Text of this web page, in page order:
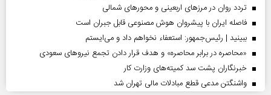
تردد روان در مرزهای اربعینی و محورهای شمالی
فاصله ایران با پیشرو‌ان هوش مصنوعی قابل جبران است
ببینید | رئیس‌جمهور: استعفاء نخواهم داد و می‌ایستم
«محاصره در برابر محاصره» و هدف قرار دادن تجمع نیروهای سعودی
خبرنگاران پشت سد کمیته‌های وزارت کار
واشنگتن مدعی قطع مبادلات مالی تهران شد